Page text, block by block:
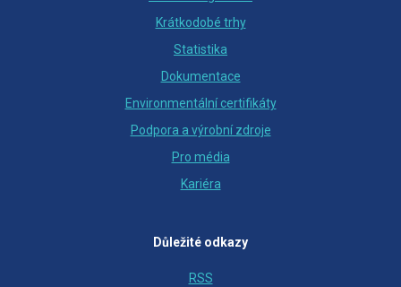
Krátkodobé trhy
Statistika
Dokumentace
Environmentální certifikáty
Podpora a výrobní zdroje
Pro média
Kariéra
Důležité odkazy
RSS